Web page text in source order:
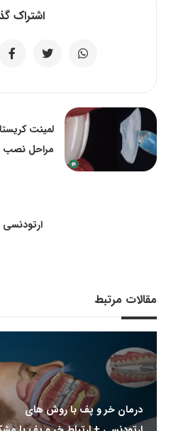
اشتراک
لمینت
مراحل نصب
ارتودنسی
مقالات مرتبط
درمان خر و پف با روش های